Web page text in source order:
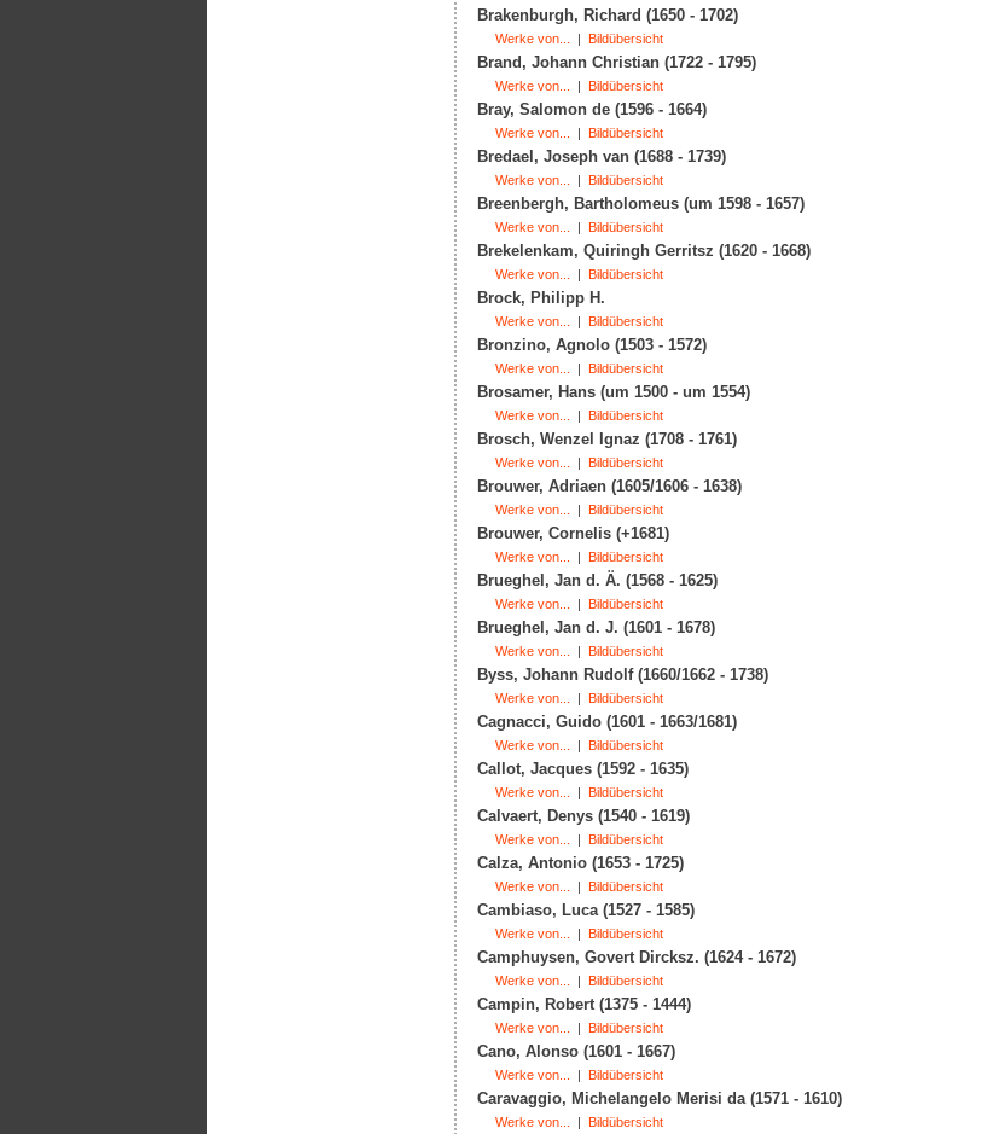
Brakenburgh, Richard (1650 - 1702)
Werke von... | Bildübersicht
Brand, Johann Christian (1722 - 1795)
Werke von... | Bildübersicht
Bray, Salomon de (1596 - 1664)
Werke von... | Bildübersicht
Bredael, Joseph van (1688 - 1739)
Werke von... | Bildübersicht
Breenbergh, Bartholomeus (um 1598 - 1657)
Werke von... | Bildübersicht
Brekelenkam, Quiringh Gerritsz (1620 - 1668)
Werke von... | Bildübersicht
Brock, Philipp H.
Werke von... | Bildübersicht
Bronzino, Agnolo (1503 - 1572)
Werke von... | Bildübersicht
Brosamer, Hans (um 1500 - um 1554)
Werke von... | Bildübersicht
Brosch, Wenzel Ignaz (1708 - 1761)
Werke von... | Bildübersicht
Brouwer, Adriaen (1605/1606 - 1638)
Werke von... | Bildübersicht
Brouwer, Cornelis (+1681)
Werke von... | Bildübersicht
Brueghel, Jan d. Ä. (1568 - 1625)
Werke von... | Bildübersicht
Brueghel, Jan d. J. (1601 - 1678)
Werke von... | Bildübersicht
Byss, Johann Rudolf (1660/1662 - 1738)
Werke von... | Bildübersicht
Cagnacci, Guido (1601 - 1663/1681)
Werke von... | Bildübersicht
Callot, Jacques (1592 - 1635)
Werke von... | Bildübersicht
Calvaert, Denys (1540 - 1619)
Werke von... | Bildübersicht
Calza, Antonio (1653 - 1725)
Werke von... | Bildübersicht
Cambiaso, Luca (1527 - 1585)
Werke von... | Bildübersicht
Camphuysen, Govert Dircksz. (1624 - 1672)
Werke von... | Bildübersicht
Campin, Robert (1375 - 1444)
Werke von... | Bildübersicht
Cano, Alonso (1601 - 1667)
Werke von... | Bildübersicht
Caravaggio, Michelangelo Merisi da (1571 - 1610)
Werke von... | Bildübersicht